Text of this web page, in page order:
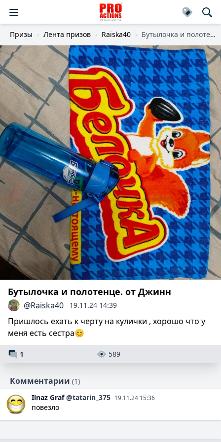
Призы Лента призов Raiska40 Бутылочка и полотенце.
Бутылочка и полотенце. от Джинн
@Raiska40 19.11.24 14:39
Пришлось ехать к черту на кулички , хорошо что у
меня есть сестра😊
1 589
Комментарии (1)
Ilnaz Graf @tatarin_375 19.11.24 15:36
повезло